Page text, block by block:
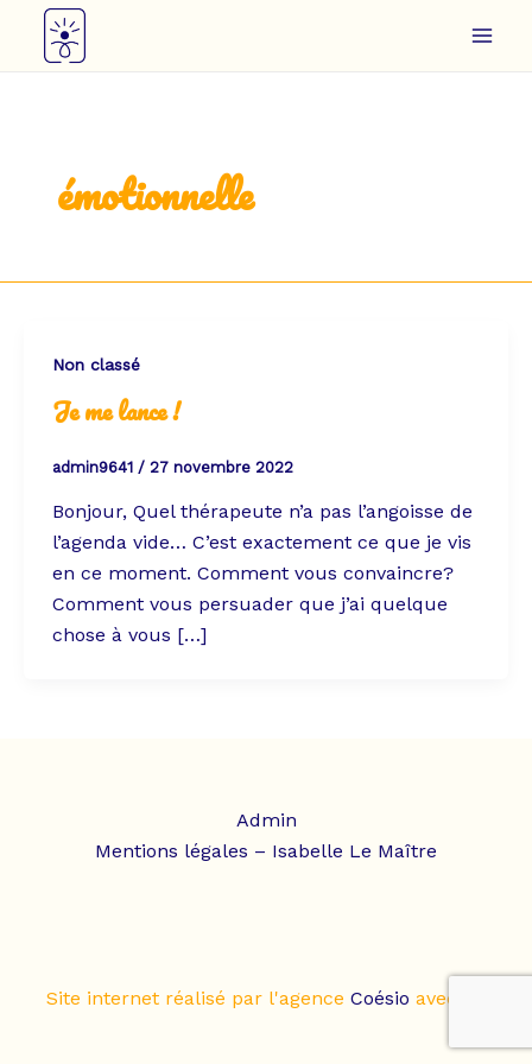
émotionnelle
Non classé
Je me lance !
admin9641 / 27 novembre 2022
Bonjour, Quel thérapeute n’a pas l’angoisse de
l’agenda vide… C’est exactement ce que je vis
en ce moment. Comment vous convaincre?
Comment vous persuader que j’ai quelque
chose à vous […]
Admin
Mentions légales – Isabelle Le Maître
Site internet réalisé par l'agenceCoésio avec